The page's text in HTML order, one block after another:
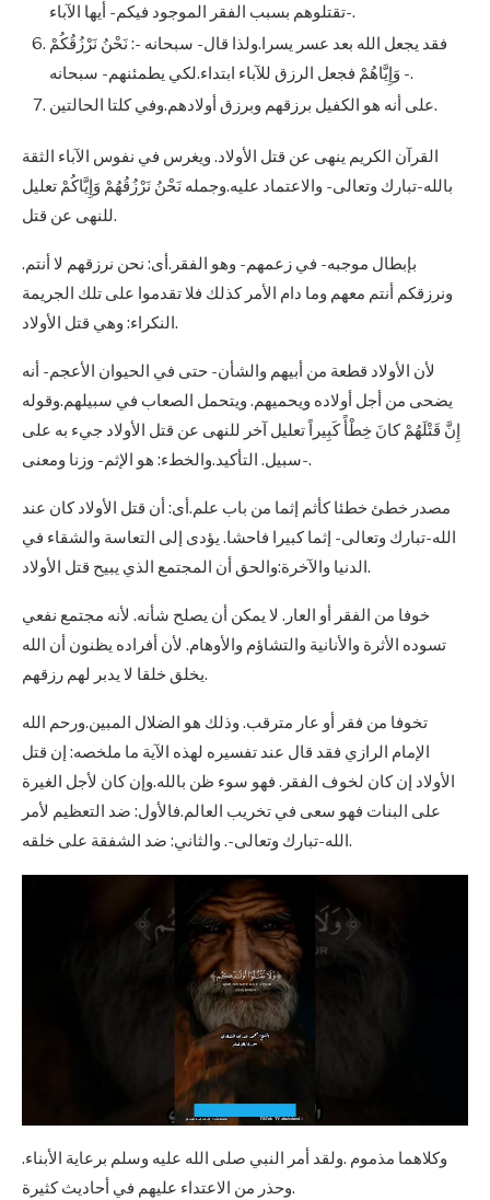
تقتلوهم بسبب الفقر الموجود فيكم- أيها الآباء-.
فقد يجعل الله بعد عسر يسرا.ولذا قال- سبحانه -: نَحْنُ نَرْزُقُكُمْ
وَإِيَّاهُمْ فجعل الرزق للآباء ابتداء.لكي يطمئنهم- سبحانه -.
على أنه هو الكفيل برزقهم وبرزق أولادهم.وفي كلتا الحالتين.
القرآن الكريم ينهى عن قتل الأولاد. ويغرس في نفوس الآباء الثقة
بالله-تبارك وتعالى- والاعتماد عليه.وجمله نَحْنُ نَرْزُقُهُمْ وَإِيَّاكُمْ تعليل
للنهى عن قتل.
بإبطال موجبه- في زعمهم- وهو الفقر.أى: نحن نرزقهم لا أنتم.
ونرزقكم أنتم معهم وما دام الأمر كذلك فلا تقدموا على تلك الجريمة
النكراء: وهي قتل الأولاد.
لأن الأولاد قطعة من أبيهم والشأن- حتى في الحيوان الأعجم- أنه
يضحى من أجل أولاده ويحميهم. ويتحمل الصعاب في سبيلهم.وقوله
إِنَّ قَتْلَهُمْ كانَ خِطْأً كَبِيراً تعليل آخر للنهى عن قتل الأولاد جيء به على
سبيل. التأكيد.والخطء: هو الإثم- وزنا ومعنى-.
مصدر خطئ خطئا كأثم إثما من باب علم.أى: أن قتل الأولاد كان عند
الله-تبارك وتعالى- إثما كبيرا فاحشا. يؤدى إلى التعاسة والشقاء في
الدنيا والآخرة:والحق أن المجتمع الذي يبيح قتل الأولاد.
خوفا من الفقر أو العار. لا يمكن أن يصلح شأنه. لأنه مجتمع نفعي
تسوده الأثرة والأنانية والتشاؤم والأوهام. لأن أفراده يظنون أن الله
يخلق خلقا لا يدبر لهم رزقهم.
تخوفا من فقر أو عار مترقب. وذلك هو الضلال المبين.ورحم الله
الإمام الرازي فقد قال عند تفسيره لهذه الآية ما ملخصه: إن قتل
الأولاد إن كان لخوف الفقر. فهو سوء ظن بالله.وإن كان لأجل الغيرة
على البنات فهو سعى في تخريب العالم.فالأول: ضد التعظيم لأمر
الله-تبارك وتعالى-. والثاني: ضد الشفقة على خلقه.
وكلاهما مذموم .ولقد أمر النبي صلى الله عليه وسلم برعاية الأبناء.
وحذر من الاعتداء عليهم في أحاديث كثيرة.